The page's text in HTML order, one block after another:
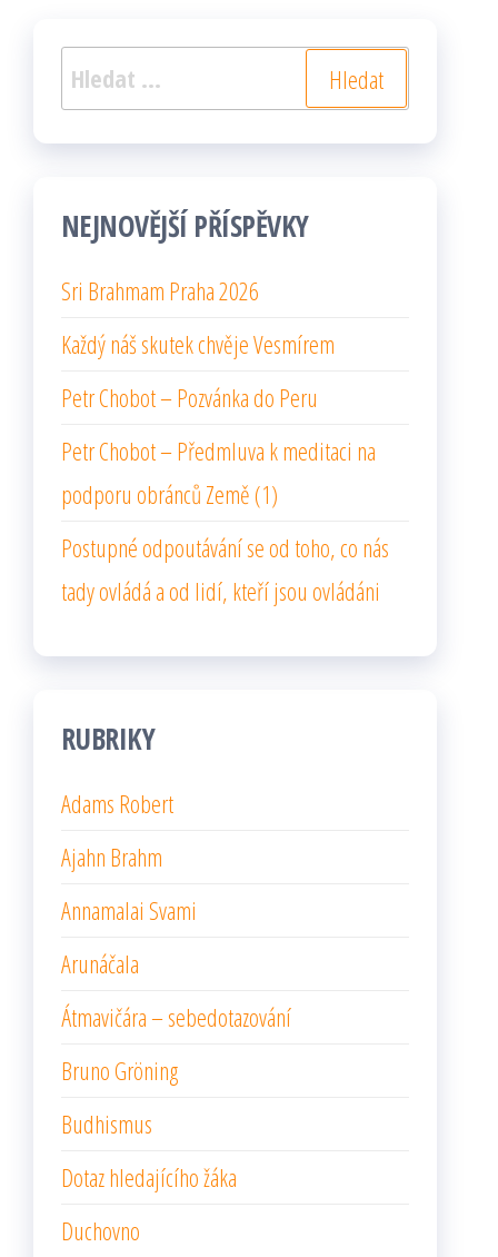
Vyhledávání
NEJNOVĚJŠÍ PŘÍSPĚVKY
Sri Brahmam Praha 2026
Každý náš skutek chvěje Vesmírem
Petr Chobot – Pozvánka do Peru
Petr Chobot – Předmluva k meditaci na
podporu obránců Země (1)
Postupné odpoutávání se od toho, co nás
tady ovládá a od lidí, kteří jsou ovládáni
RUBRIKY
Adams Robert
Ajahn Brahm
Annamalai Svami
Arunáčala
Átmavičára – sebedotazování
Bruno Gröning
Budhismus
Dotaz hledajícího žáka
Duchovno